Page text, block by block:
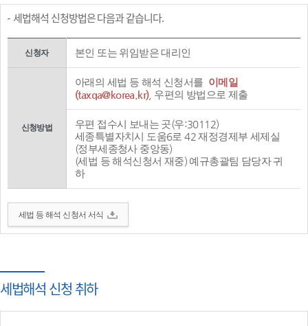
세법해석 신청방법은 다음과 같습니다.
신청자 본인 또는 위임받은 대리인
신청방법
아래의 세법 등 해석 신청서를 이메일
(taxqa@korea.kr), 우편의 방법으로 제출
우편 접수시 보내는 곳(우:30112)
세종특별자치시 도움6로 42 재정경제부 세제실
(정부세종청사 중앙동)
(세법 등 해석신청서 재중) 예규총괄팀 담당자 귀
하
세법 등 해석 신청서 서식
세법해석 신청 취하